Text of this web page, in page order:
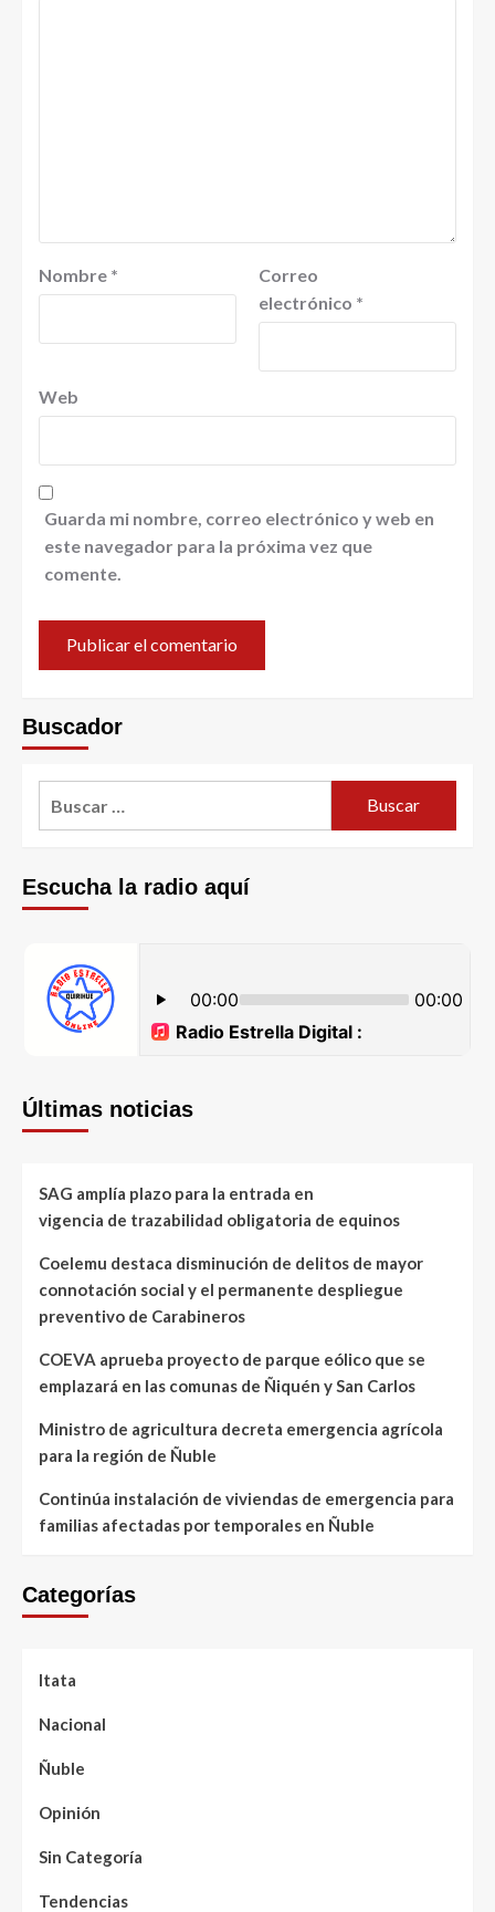
Nombre *
Correo
electrónico *
Web
Guarda mi nombre, correo electrónico y web en
este navegador para la próxima vez que
comente.
Buscador
Escucha la radio aquí
Últimas noticias
SAG amplía plazo para la entrada en
vigencia de trazabilidad obligatoria de equinos
Coelemu destaca disminución de delitos de mayor
connotación social y el permanente despliegue
preventivo de Carabineros
COEVA aprueba proyecto de parque eólico que se
emplazará en las comunas de Ñiquén y San Carlos
Ministro de agricultura decreta emergencia agrícola
para la región de Ñuble
Continúa instalación de viviendas de emergencia para
familias afectadas por temporales en Ñuble
Categorías
Itata
Nacional
Ñuble
Opinión
Sin Categoría
Tendencias